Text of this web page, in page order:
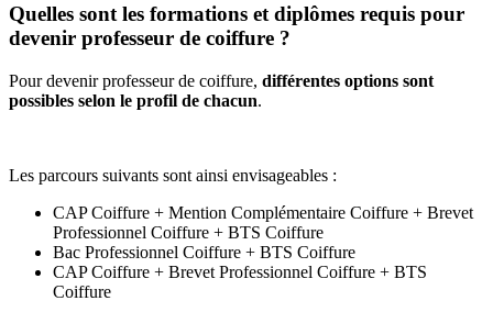
Quelles sont les formations et diplômes requis pour
devenir professeur de coiffure ?
Pour devenir professeur de coiffure, différentes options sont
possibles selon le profil de chacun.
Les parcours suivants sont ainsi envisageables :
CAP Coiffure + Mention Complémentaire Coiffure + Brevet
Professionnel Coiffure + BTS Coiffure
Bac Professionnel Coiffure + BTS Coiffure
CAP Coiffure + Brevet Professionnel Coiffure + BTS
Coiffure